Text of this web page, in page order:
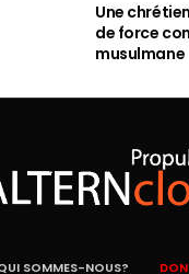
Une
de force
musulmane
SOMMES-NOUS?